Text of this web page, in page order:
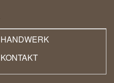
HANDWERK
KONTAKT